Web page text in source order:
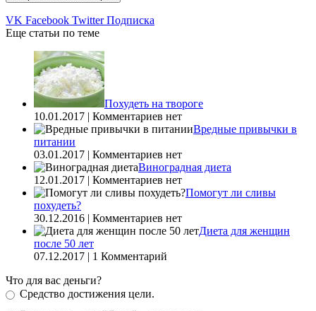
VK Facebook Twitter Подписка
Еще статьи по теме
Похудеть на твороге
10.01.2017 | Комментариев нет
Вредные привычки в
питании
03.01.2017 | Комментариев нет
Виноградная диета
12.01.2017 | Комментариев нет
Помогут ли сливы
похудеть?
30.12.2016 | Комментариев нет
Диета для женщин
после 50 лет
07.12.2017 | 1 Комментарий
Что для вас деньги?
Средство достижения цели.